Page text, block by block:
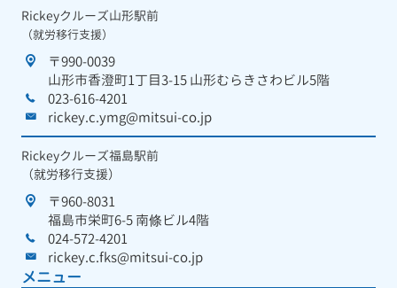
Rickeyクルーズ山形駅前
（就労移行支援）
〒990-0039
山形市香澄町1丁目3-15 山形むらきさわビル5階
023-616-4201
rickey.c.ymg@mitsui-co.jp
Rickeyクルーズ福島駅前
（就労移行支援）
〒960-8031
福島市栄町6-5 南條ビル4階
024-572-4201
rickey.c.fks@mitsui-co.jp
メニュー